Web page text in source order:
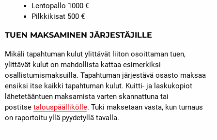
Lentopallo 1000 €
Pilkkikisat 500 €
TUEN MAKSAMINEN JÄRJESTÄJILLE
Mikäli tapahtuman kulut ylittävät liiton osoittaman tuen,
ylittävät kulut on mahdollista kattaa esimerkiksi
osallistumismaksuilla. Tapahtuman järjestävä osasto maksaa
ensiksi itse kaikki tapahtuman kulut. Kuitti- ja laskukopiot
lähetetääntuen maksamista varten skannattuna tai
postitse talouspäällikölle. Tuki maksetaan vasta, kun turnaus
on raportoitu yllä pyydetyllä tavalla.